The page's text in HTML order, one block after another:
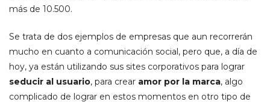
más de 10.500.
Se trata de dos ejemplos de empresas que aun recorrerán
mucho en cuanto a comunicación social, pero que, a día de
hoy, ya están utilizando sus sites corporativos para lograr
seducir al usuario, para crear amor por la marca, algo
complicado de lograr en estos momentos en otro tipo de